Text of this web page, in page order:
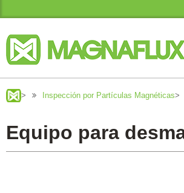
> Inspección por Partículas Magnéticas>
Equipo para